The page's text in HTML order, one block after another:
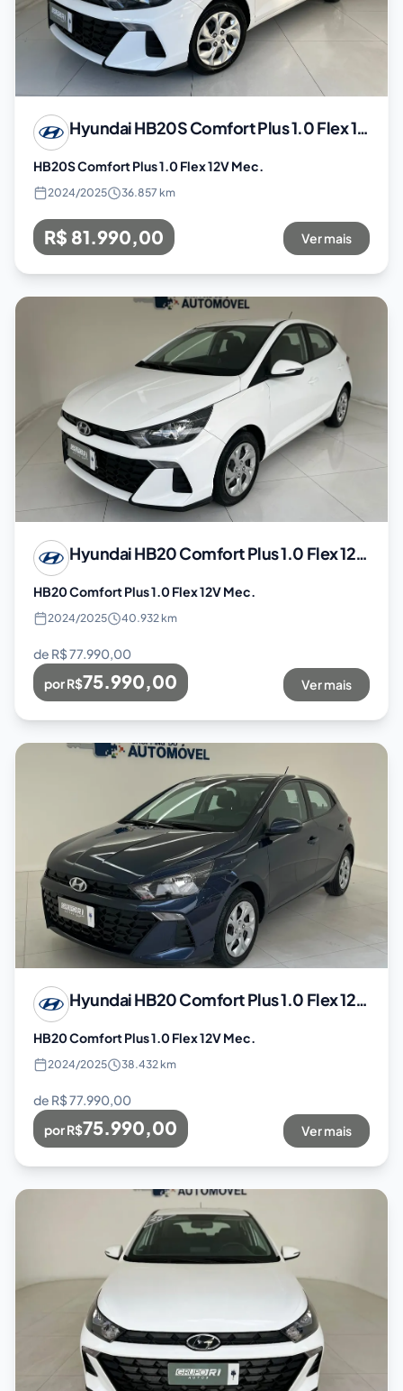
HyundaiHB20S Comfort Plus 1.0 Flex 12V Mec.
HB20S Comfort Plus 1.0 Flex 12V Mec.
2024/2025 36.857 km
R$ 81.990,00 Ver mais
HyundaiHB20 Comfort Plus 1.0 Flex 12V Mec.
HB20 Comfort Plus 1.0 Flex 12V Mec.
2024/2025 40.932 km
de R$77.990,00
por R$75.990,00 Ver mais
HyundaiHB20 Comfort Plus 1.0 Flex 12V Mec.
HB20 Comfort Plus 1.0 Flex 12V Mec.
2024/2025 38.432 km
de R$77.990,00
por R$75.990,00 Ver mais